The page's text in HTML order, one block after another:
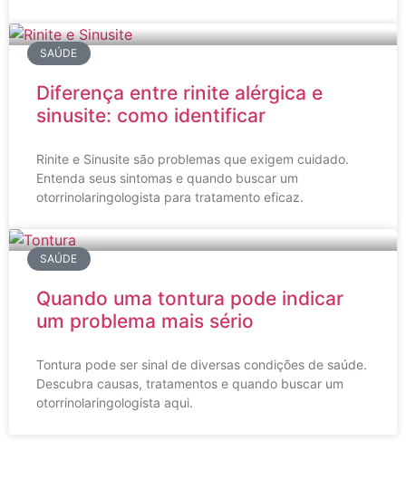
SAÚDE
Diferença entre rinite alérgica e
sinusite: como identificar
Rinite e Sinusite são problemas que exigem cuidado.
Entenda seus sintomas e quando buscar um
otorrinolaringologista para tratamento eficaz.
SAÚDE
Quando uma tontura pode indicar
um problema mais sério
Tontura pode ser sinal de diversas condições de saúde.
Descubra causas, tratamentos e quando buscar um
otorrinolaringologista aqui.